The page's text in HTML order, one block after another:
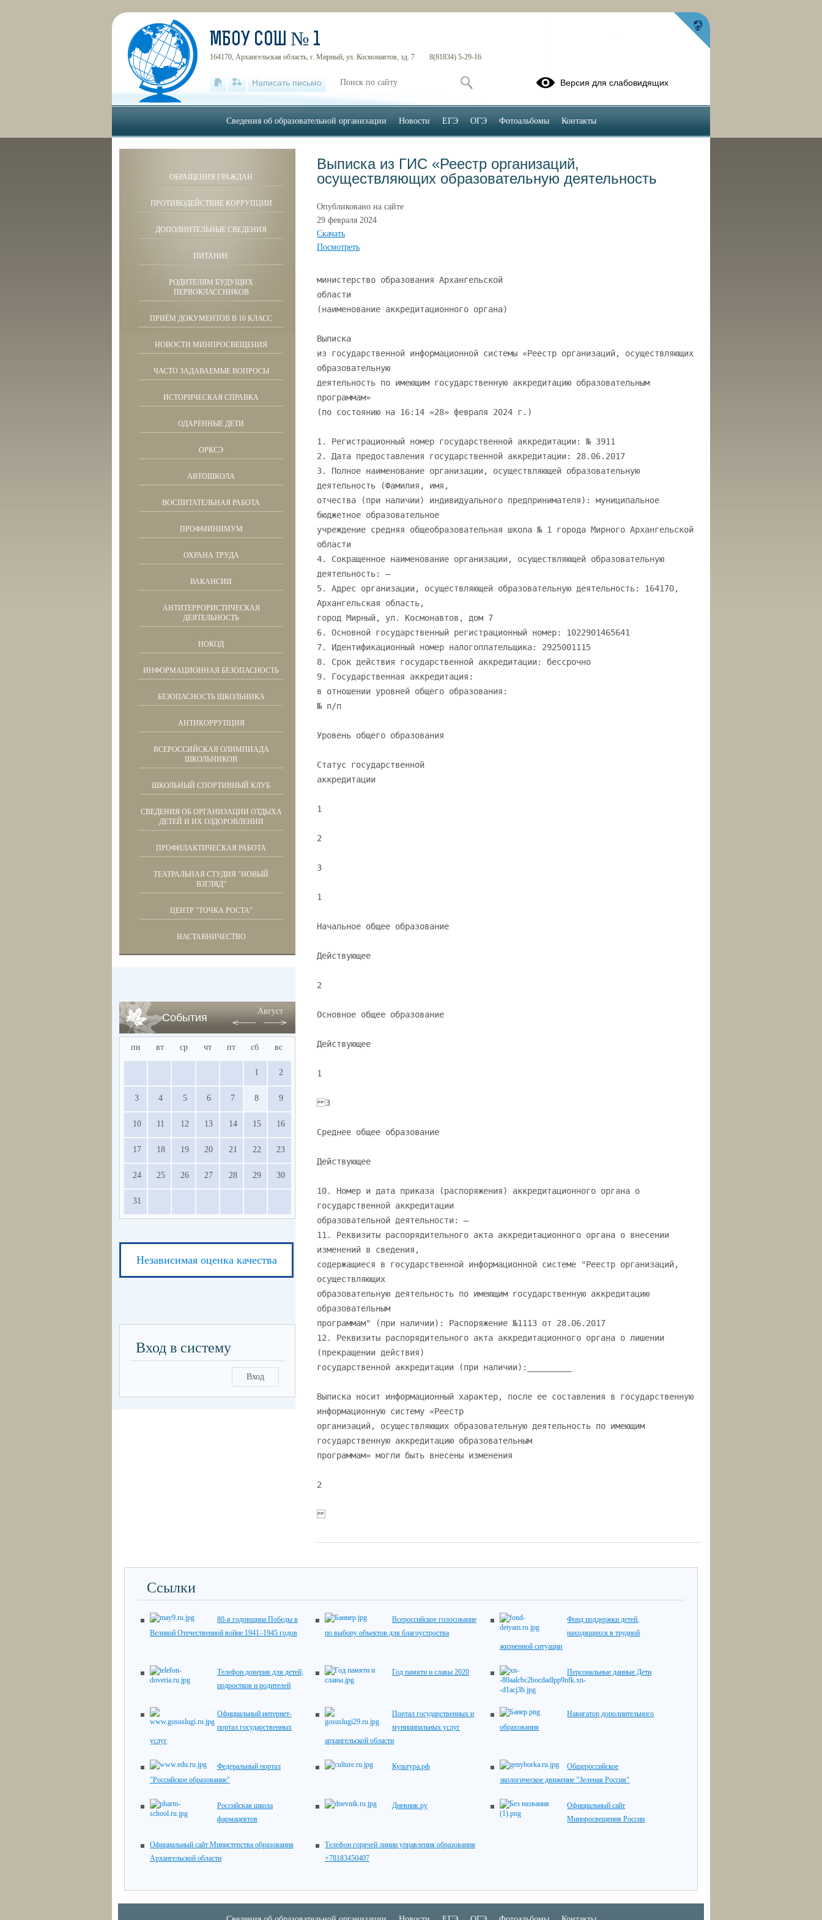
Выписка из ГИС «Реестр организаций,
осуществляющих образовательную деятельность
Опубликовано на сайте
29 февраля 2024
Скачать
Посмотреть
министерство образования Архангельской
области
(наименование аккредитационного органа)
Выписка
из государственной информационной системы «Реестр организаций, осуществляющих
образовательную
деятельность по имеющим государственную аккредитацию образовательным
программам»
(по состоянию на 16:14 «28» февраля 2024 г.)
1. Регистрационный номер государственной аккредитации: № 3911
2. Дата предоставления государственной аккредитации: 28.06.2017
3. Полное наименование организации, осуществляющей образовательную
деятельность (Фамилия, имя,
отчества (при наличии) индивидуального предпринимателя): муниципальное
бюджетное образовательное
учреждение средняя общеобразовательная школа № 1 города Мирного Архангельской
области
4. Сокращенное наименование организации, осуществляющей образовательную
деятельность: —
5. Адрес организации, осуществляющей образовательную деятельность: 164170,
Архангельская область,
город Мирный, ул. Космонавтов, дом 7
6. Основной государственный регистрационный номер: 1022901465641
7. Идентификационный номер налогоплательщика: 2925001115
8. Срок действия государственной аккредитации: бессрочно
9. Государственная аккредитация:
в отношении уровней общего образования:
№ п/п
Уровень общего образования
Статус государственной
аккредитации
1
2
3
1
Начальное общее образование
Действующее
2
Основное общее образование
Действующее
1
3
Среднее общее образование
Действующее
10. Номер и дата приказа (распоряжения) аккредитационного органа о
государственной аккредитации
образовательной деятельности: —
11. Реквизиты распорядительного акта аккредитационного органа о внесении
изменений в сведения,
содержащиеся в государственной информационной системе "Реестр организаций,
осуществляющих
образовательную деятельность по имеющим государственную аккредитацию
образовательным
программам" (при наличии): Распоряжение №1113 от 28.06.2017
12. Реквизиты распорядительного акта аккредитационного органа о лишении
(прекращении действия)
государственной аккредитации (при наличии):_________
Выписка носит информационный характер, после ее составления в государственную
информационную систему «Реестр
организаций, осуществляющих образовательную деятельность по имеющим
государственную аккредитацию образовательным
программам» могли быть внесены изменения
2
ОБРАЩЕНИЯ ГРАЖДАН
ПРОТИВОДЕЙСТВИЕ КОРРУПЦИИ
ДОПОЛНИТЕЛЬНЫЕ СВЕДЕНИЯ
ПИТАНИЕ
РОДИТЕЛЯМ БУДУЩИХ
ПЕРВОКЛАССНИКОВ
ПРИЁМ ДОКУМЕНТОВ В 10 КЛАСС
НОВОСТИ МИНПРОСВЕЩЕНИЯ
ЧАСТО ЗАДАВАЕМЫЕ ВОПРОСЫ
ИСТОРИЧЕСКАЯ СПРАВКА
ОДАРЕННЫЕ ДЕТИ
ОРКСЭ
АВТОШКОЛА
ВОСПИТАТЕЛЬНАЯ РАБОТА
ПРОФМИНИМУМ
ОХРАНА ТРУДА
ВАКАНСИИ
АНТИТЕРРОРИСТИЧЕСКАЯ
ДЕЯТЕЛЬНОСТЬ
НОКОД
ИНФОРМАЦИОННАЯ БЕЗОПАСНОСТЬ
БЕЗОПАСНОСТЬ ШКОЛЬНИКА
АНТИКОРРУПЦИЯ
ВСЕРОССИЙСКАЯ ОЛИМПИАДА
ШКОЛЬНИКОВ
ШКОЛЬНЫЙ СПОРТИВНЫЙ КЛУБ
СВЕДЕНИЯ ОБ ОРГАНИЗАЦИИ ОТДЫХА
ДЕТЕЙ И ИХ ОЗДОРОВЛЕНИИ
ПРОФИЛАКТИЧЕСКАЯ РАБОТА
ТЕАТРАЛЬНАЯ СТУДИЯ "НОВЫЙ
ВЗГЛЯД"
ЦЕНТР "ТОЧКА РОСТА"
НАСТАВНИЧЕСТВО
События
Август
пн вт ср чт пт сб вс
1 2
3 4 5 6 7 8 9
10 11 12 13 14 15 16
17 18 19 20 21 22 23
24 25 26 27 28 29 30
31
Независимая оценка качества
Вход в систему
Вход
Ссылки
80-я годовщина Победы в
Великой Отечественной войне 1941–1945 годов
Всероссийское голосование
по выбору объектов для благоустроства
Фонд поддержки детей,
находящихся в трудной
жизненной ситуации
Телефон доверия для детей,
подростков и родителей
Год памяти и славы 2020 Персональные данные Дети
Официальный интернет-
портал государственных
услуг
Портал государственных и
муниципальных услуг
архангельской области
Навигатор дополнительного
обрахования
Федеральный портал
"Российское образование"
Культура.рф
Общероссийское
экологическое движение "Зеленая Россия"
Российская школа
фармацевтов
Дневник.ру
Официальный сайт
Минпросвещения России
Официальный сайт Министерства образования
Архангельской области
Телефон горячей линии управления образования
+78183450407
МБОУ СОШ № 1
164170, Архангельская область, г. Мирный, ул. Космонавтов, зд. 7 8(81834) 5-29-16
Написать письмо Версия для слабовидящих
Сведения об образовательной организации Новости ЕГЭ ОГЭ Фотоальбомы Контакты